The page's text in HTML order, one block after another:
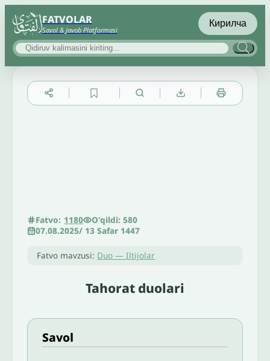
FATVOLAR
Savol & Javob Platformasi
Кирилча
Fatvo: 1180
O'qildi: 580
07.08.2025/ 13 Safar 1447
Fatvo mavzusi: Duo — Iltijolar
Tahorat duolari
Savol